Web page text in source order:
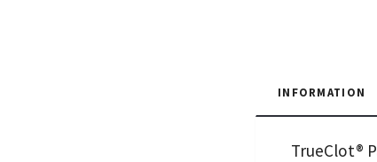
INFORMATION
TrueClot®